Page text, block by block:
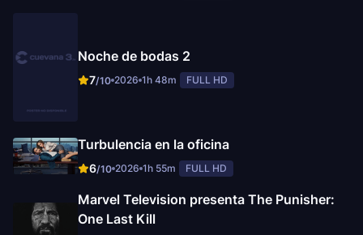
Noche de bodas 2
7/10 2026 1h 48m FULL HD
Turbulencia en la oficina
6/10 2026 1h 55m FULL HD
Marvel Television presenta The Punisher:
One Last Kill